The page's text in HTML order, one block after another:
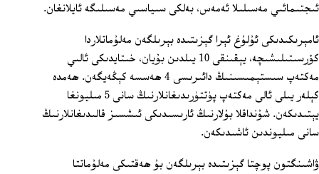
ئىجتىمائىي مەسىلىلا ئەمەس، بەلكى سىياسىي مەسىلىگە ئايلانغان.
ئامېرىكىدىكى ئۇلۇغ ئېرا گېزىتىدە بېرىلگەن مەلۇماتلاردا
كۆرسىتىلىشىچە، يېقىنقى 10 يىلدىن بۇيان، خىتايدىكى ئالىي
مەكتەپ سىستېمىسىنىڭ دائىرىسى 4 ھەسسە كېڭەيگەن. ھەمدە
كېلەر يىلى ئالى مەكتەپ پۈتتۈرىدىغانلارنىڭ سانى 5 مىليونغا
يېتىدىكەن. شۇنداقلا بۇلارنىڭ ئارىسىدىكى ئىشسىز قالىدىغانلارنىڭ
سانى مىليوندىن ئاشىدىكەن.
ۋاشىنگتون پوچتا گېزىتىدە بېرىلگەن بۇ ھەقتىكى مەلۇماتتا